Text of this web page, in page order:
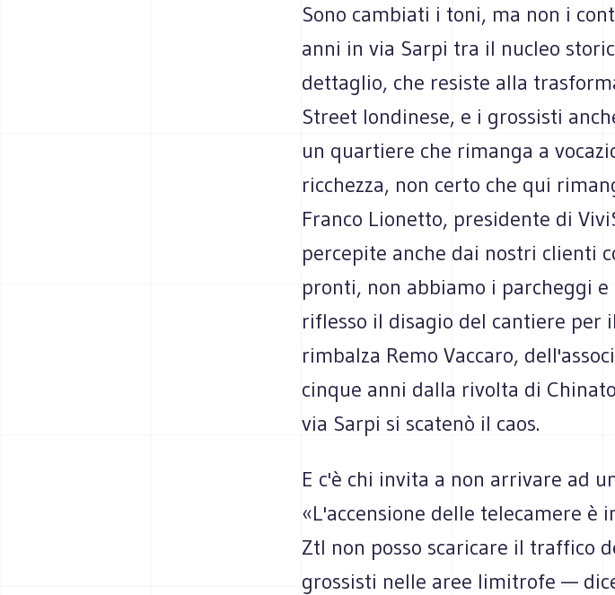
Sono cambiati i toni, ma non i
anni in via Sarpi tra il nucleo
dettaglio, che resiste alla
Street londinese, e i grossisti
un quartiere che rimanga a
ricchezza, non certo che qui
Franco Lionetto, presidente di
percepite anche dai nostri clienti
pronti, non abbiamo i parcheggi e
riflesso il disagio del cantiere per
rimbalza Remo Vaccaro,
cinque anni dalla rivolta di
via Sarpi si scatenò il caos.
E c'è chi invita a non arrivare ad
«L'accensione delle telecamere è
Ztl non posso scaricare il traffico
grossisti nelle aree limitrofe —